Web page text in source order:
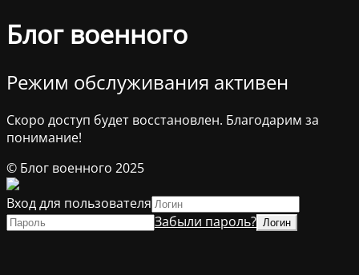
Блог военного
Режим обслуживания активен
Скоро доступ будет восстановлен. Благодарим за
понимание!
© Блог военного 2025
Вход для пользователя
Забыли пароль?